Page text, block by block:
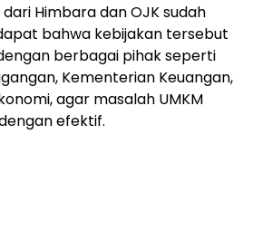
Himbara dan OJK sudah
bahwa kebijakan tersebut
berbagai pihak seperti
Kementerian Keuangan,
agar masalah UMKM
efektif.